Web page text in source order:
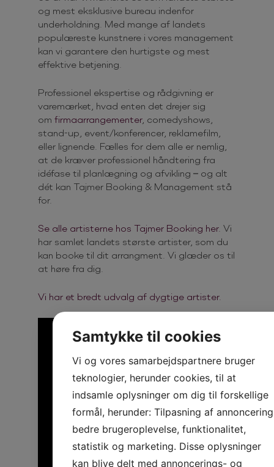
og mest eksklusive bureau indenfor
underholdning. Med mange af landets
populæreste kunstnere i vores management
kan vi garantere den hurtigste og mest
effektive betjening.
Professionel ekspertise og rådgivning er
varemærket, hvad enten det drejer sig
om firmaarrangementer, comedyshows,
stand-up, event/konferencer, reklamefilm,
eller lignende. Fælles for dem alle er nemlig,
at de kræver professionel håndtering fra
idéfase til planlægning og afvikling – og alt
dét kan Tajmer Booking & Management stå
for.
Se alle artisterne hos Tajmer Booking her. Vi
har samlet landets største artister, som du
kan booke til dit arrangment. Vi glæder os til
at høre fra dig.
Vi har et bredt udvalg af dygtige artister.
Samtykke til cookies
Vi og vores samarbejdspartnere bruger
teknologier, herunder cookies, til at
indsamle oplysninger om dig til forskellige
formål, herunder: Tilpasning af
bedre brugeroplevelse, funktionalitet,
statistik og marketing. Disse oplysninger
kan blive delt med annoncerings- og